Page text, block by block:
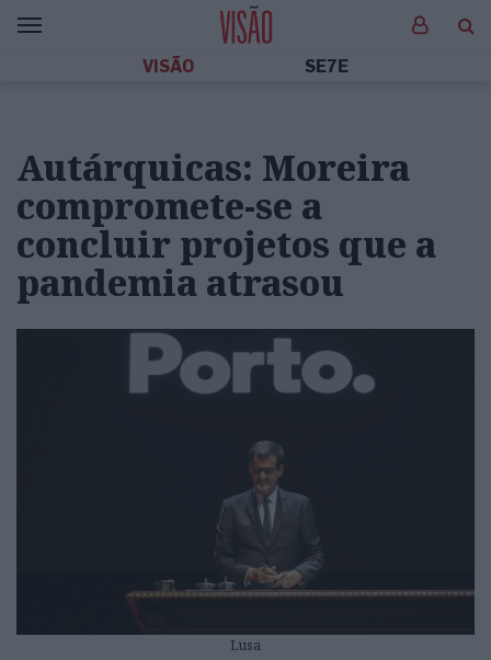
VISÃO SE7E
Autárquicas: Moreira
compromete-se a
concluir projetos que a
pandemia atrasou
Lusa